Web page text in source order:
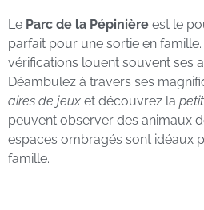
Le Parc de la Pépinière est le
parfait pour une sortie en
vérifications louent souvent ses
Déambulez à travers ses
aires de jeux et découvrez la
peuvent observer des animaux
espaces ombragés sont idéaux
famille.